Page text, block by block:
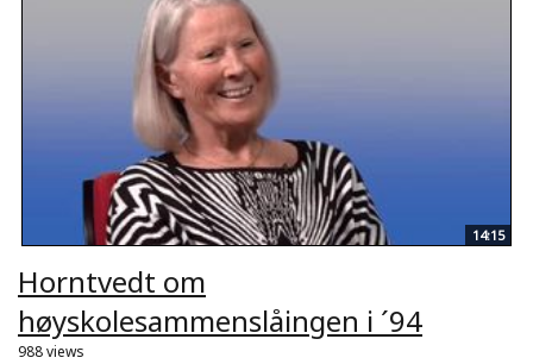
14:15
Horntvedt om
høyskolesammenslåingen i ´94
988 views